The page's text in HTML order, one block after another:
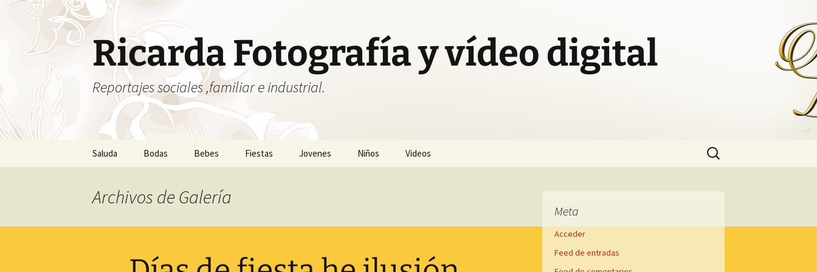
Saltar
contenido
Ricarda Fotografía y vídeo digital
Reportajes sociales ,familiar e industrial.
Saluda Bodas Bebes Fiestas Jovenes Niños Videos
Buscar:
Archivos de Galería
Meta
Acceder
Feed de entradas